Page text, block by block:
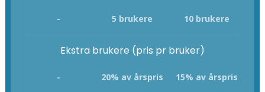
- 5 brukere 10 brukere
Ekstra brukere (pris pr bruker)
- 20% av årspris 15% av årspris